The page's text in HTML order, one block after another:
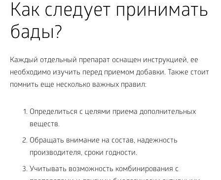
Как следует принимать
бады?
Каждый отдельный препарат оснащен инструкцией, ее
необходимо изучить перед приемом добавки. Также стоит
помнить еще несколько важных правил:
Определиться с целями приема дополнительных
веществ.
Обращать внимание на состав, надежность
производителя, сроки годности.
Учитывать возможность комбинирования с